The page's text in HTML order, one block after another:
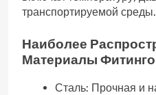
транспортируемой среды.
Наиболее
Материалы
Сталь: Прочная и